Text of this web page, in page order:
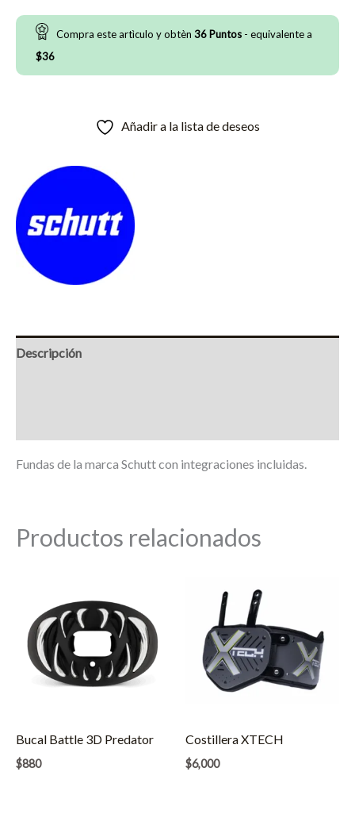
-
cantidad
Compra este artìculo y obtèn 36 Puntos - equivalente a
$36
Añadir a la lista de deseos
Descripción
Fundas de la marca Schutt con integraciones incluidas.
Productos relacionados
Bucal Battle 3D Predator
$880
Costillera XTECH
$6,000